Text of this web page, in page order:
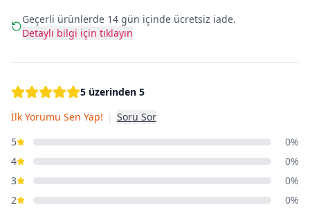
Geçerli ürünlerde 14 gün içinde ücretsiz iade.
Detaylı bilgi için tıklayın
5 üzerinden 5
İlk Yorumu Sen Yap! | Soru Sor
5
0%
4
0%
3
0%
2
0%